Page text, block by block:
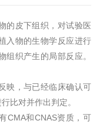
的皮下组织，对试验医
入物的生物学反应进行
组织产生的局部反应。
映，与已经临床确认可
比对并作出判定。
CMA和CNAS资质，可